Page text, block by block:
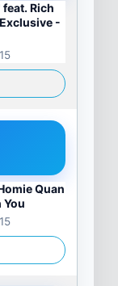
Rich
-
Quan
You